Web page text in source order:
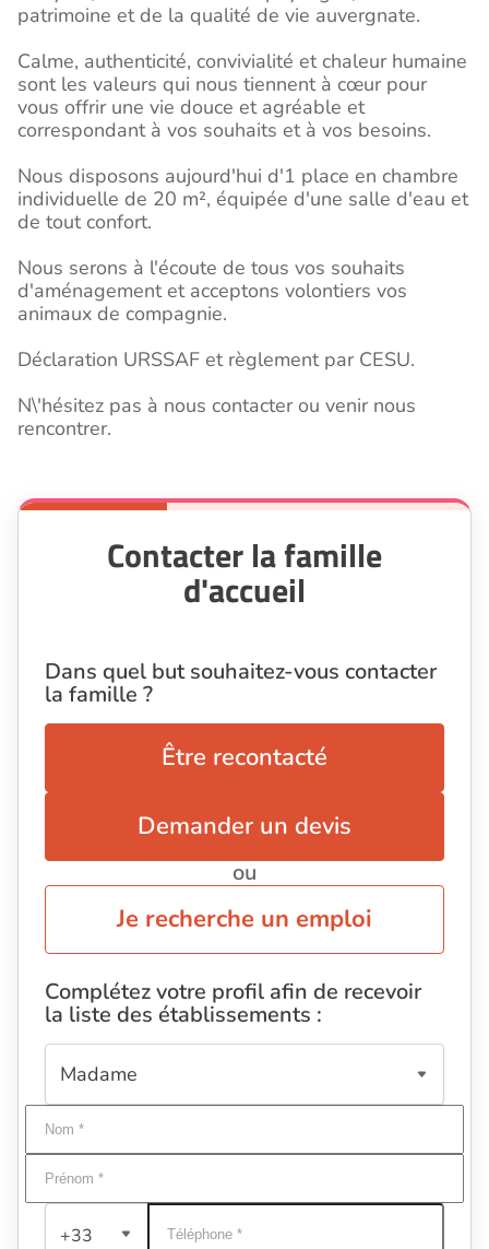
patrimoine et de la qualité de vie auvergnate.
Calme, authenticité, convivialité et chaleur humaine
sont les valeurs qui nous tiennent à cœur pour
vous offrir une vie douce et agréable et
correspondant à vos souhaits et à vos besoins.
Nous disposons aujourd'hui d'1 place en chambre
individuelle de 20 m², équipée d'une salle d'eau et
de tout confort.
Nous serons à l'écoute de tous vos souhaits
d'aménagement et acceptons volontiers vos
animaux de compagnie.
Déclaration URSSAF et règlement par CESU.
N\'hésitez pas à nous contacter ou venir nous
rencontrer.
Contacter la famille
d'accueil
Dans quel but souhaitez-vous contacter
la famille ?
Être recontacté
Demander un devis
ou
Je recherche un emploi
Complétez votre profil afin de recevoir
la liste des établissements :
+33